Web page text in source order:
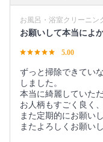
お風呂・浴室クリーニン
お願いして本当によ
5.00
ずっと掃除できてい
しました。
本当に綺麗していた
お人柄もすごく良く
また定期的にお願い
またよろしくお願いし